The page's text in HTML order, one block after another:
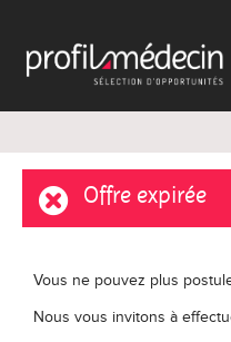
Offre expirée
Vous ne pouvez plus
Nous vous invitons à